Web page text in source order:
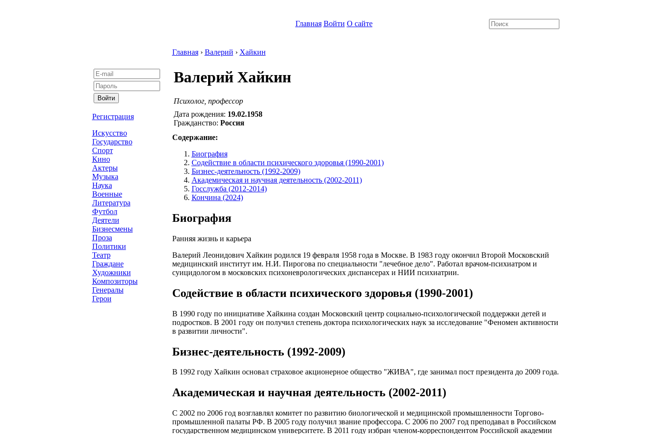
Главная Войти О сайте
Регистрация
Искусство
Государство
Спорт
Кино
Актеры
Музыка
Наука
Военные
Литература
Футбол
Деятели
Бизнесмены
Проза
Политики
Театр
Граждане
Художники
Композиторы
Генералы
Герои
Главная› Валерий › Хайкин
Валерий Хайкин
Психолог, профессор
Дата рождения: 19.02.1958
Гражданство: Россия
Содержание:
Биография
Содействие в области психического здоровья (1990-2001)
Бизнес-деятельность (1992-2009)
Академическая и научная деятельность (2002-2011)
Госслужба (2012-2014)
Кончина (2024)
Биография
Ранняя жизнь и карьера
Валерий Леонидович Хайкин родился 19 февраля 1958 года в Москве. В 1983 году окончил Второй Московский
медицинский институт им. Н.И. Пирогова по специальности "лечебное дело". Работал врачом-психиатром и
суицидологом в московских психоневрологических диспансерах и НИИ психиатрии.
Содействие в области психического здоровья (1990-2001)
В 1990 году по инициативе Хайкина создан Московский центр социально-психологической поддержки детей и
подростков. В 2001 году он получил степень доктора психологических наук за исследование "Феномен активности
в развитии личности".
Бизнес-деятельность (1992-2009)
В 1992 году Хайкин основал страховое акционерное общество "ЖИВА", где занимал пост президента до 2009 года.
Академическая и научная деятельность (2002-2011)
С 2002 по 2006 год возглавлял комитет по развитию биологической и медицинской промышленности Торгово-
промышленной палаты РФ. В 2005 году получил звание профессора. С 2006 по 2007 год преподавал в Российском
государственном медицинском университете. В 2011 году избран членом-корреспондентом Российской академии